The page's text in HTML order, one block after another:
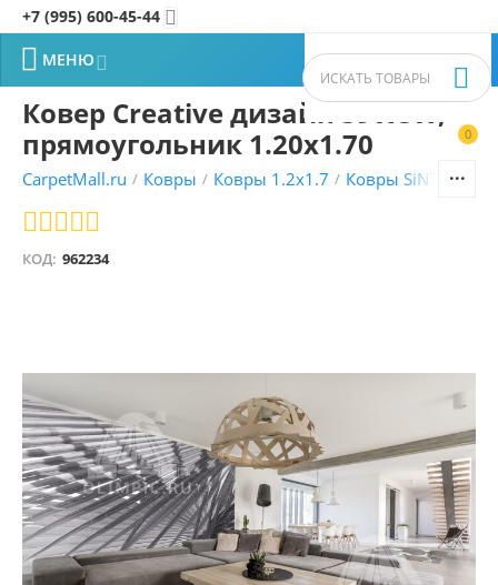
+7 (995) 600-45-44 
0


 МЕНЮ
Ковер Creative дизайн 39WSW,
прямоугольник 1.20x1.70
CarpetMall.ru / Ковры / Ковры 1.2x1.7 / Ковры SiNTELON
КОД: 962234